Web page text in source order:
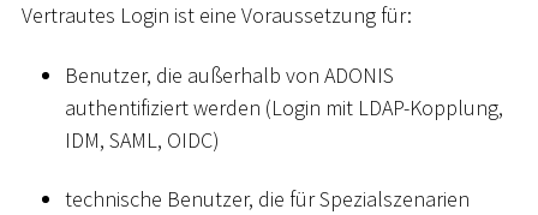
Vertrautes Login ist eine Voraussetzung für:
Benutzer, die außerhalb von ADONIS
authentifiziert werden (Login mit LDAP-Kopplung,
IDM, SAML, OIDC)
technische Benutzer, die für Spezialszenarien